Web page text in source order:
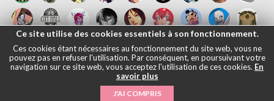
日本語|Mentions légales
2026
Ce site utilise des cookies essentiels à son fonctionnement.
Ces cookies étant nécessaires au fonctionnement du site web, vous ne
pouvez pas en refuser l'utilisation. Par conséquent, en poursuivant votre
navigation sur ce site web, vous acceptez l'utilisation de ces cookies. En
savoir plus
J'AI COMPRIS